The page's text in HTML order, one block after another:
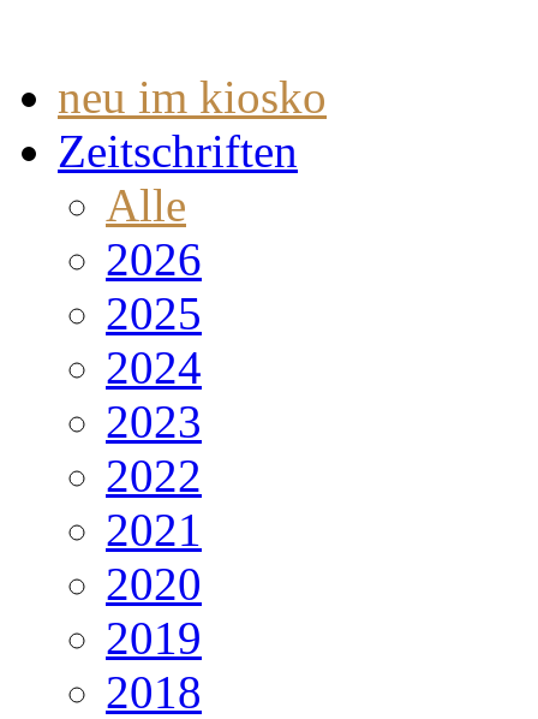
neu im kiosko
Zeitschriften
Alle
2026
2025
2024
2023
2022
2021
2020
2019
2018